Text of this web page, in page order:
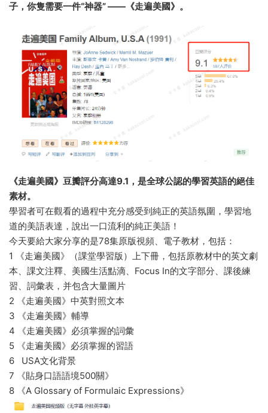
子，你隻需要一件“神器” ——《走遍美國》。
《走遍美國》豆瓣評分高達9.1，是全球公認的學習英語的絕佳
素材。
學習者可在觀看的過程中充分感受到純正的英語氛圍，學習地
道的美語表達，說出一口流利的純正美語！
今天要給大家分享的是78集原版視頻、電子教材，包括：
1 《走遍美國》（課堂學習版）上下冊，包括原教材中的英文劇
本、課文注釋、美國生活點滴、Focus In的文字部分、課後練
習、詞彙表，并包含大量圖片
2 《走遍美國》中英對照文本
3 《走遍美國》輔導
4 《走遍美國》必須掌握的詞彙
5 《走遍美國》必須掌握的習語
6 USA文化背景
7 《貼身口語語境500關》
8 《A Glossary of Formulaic Expressions》